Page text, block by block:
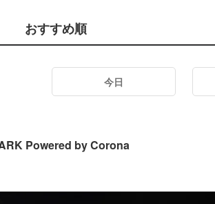
おすすめ順
今日
Powered by Corona